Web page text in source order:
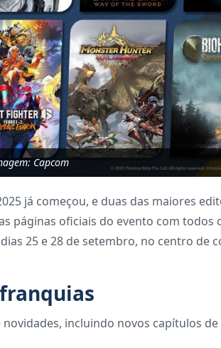
Capcom
já começou, e duas das maiores
páginas oficiais do evento com todos
25 e 28 de setembro, no centro de
incluindo novos capítulos